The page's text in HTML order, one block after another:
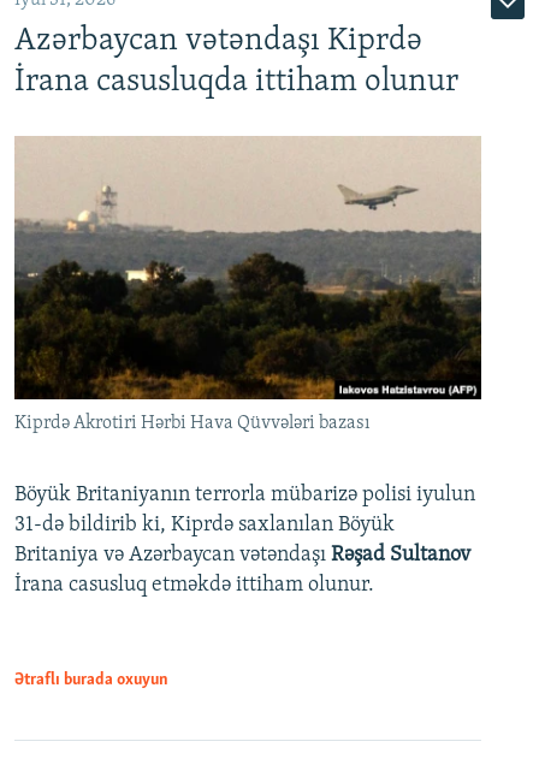
Azərbaycan vətəndaşı Kiprdə
İrana casusluqda ittiham olunur
Kiprdə Akrotiri Hərbi Hava Qüvvələri bazası
Böyük Britaniyanın terrorla mübarizə polisi iyulun
31-də bildirib ki, Kiprdə saxlanılan Böyük
Britaniya və Azərbaycan vətəndaşı Rəşad Sultanov
İrana casusluq etməkdə ittiham olunur.
Ətraflı burada oxuyun